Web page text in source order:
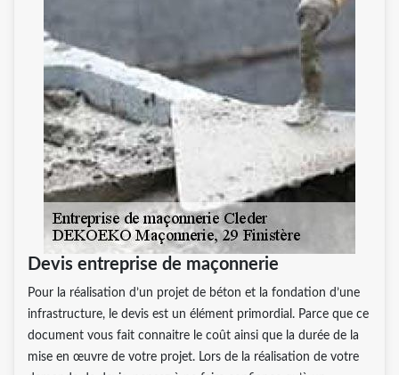
Devis entreprise de maçonnerie
Pour la réalisation d’un projet de béton et la fondation d’une
infrastructure, le devis est un élément primordial. Parce que ce
document vous fait connaitre le coût ainsi que la durée de la
mise en œuvre de votre projet. Lors de la réalisation de votre